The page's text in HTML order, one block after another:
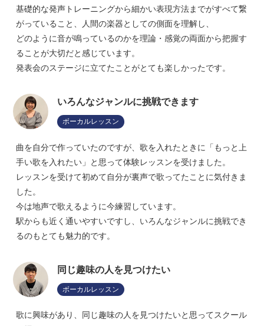
基礎的な発声トレーニングから細かい表現方法までがすべて繋
がっていること、人間の楽器としての側面を理解し、
どのように音が鳴っているのかを理論・感覚の両面から把握す
ることが大切だと感じています。
発表会のステージに立てたことがとても楽しかったです。
いろんなジャンルに挑戦できます
ボーカルレッスン
曲を自分で作っていたのですが、歌を入れたときに「もっと上
手い歌を入れたい」と思って体験レッスンを受けました。
レッスンを受けて初めて自分が裏声で歌ってたことに気付きま
した。
今は地声で歌えるように今練習しています。
駅からも近く通いやすいですし、いろんなジャンルに挑戦でき
るのもとても魅力的です。
同じ趣味の人を見つけたい
ボーカルレッスン
歌に興味があり、同じ趣味の人を見つけたいと思ってスクール